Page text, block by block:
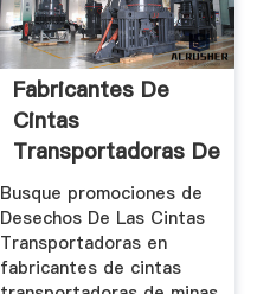
Fabricantes De
Cintas
Transportadoras De
Minas De Hierro
Busque promociones de
Desechos De Las Cintas
Transportadoras en
fabricantes de cintas